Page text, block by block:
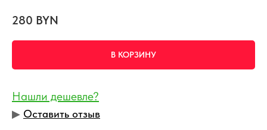
280 BYN
В КОРЗИНУ
Нашли дешевле?
▶︎ Оставить отзыв